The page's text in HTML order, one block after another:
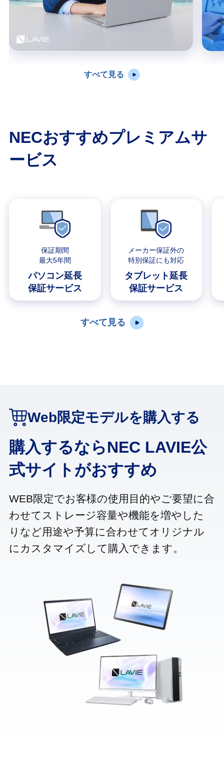
すべて見る
NECおすすめプレミアムサ
ービス
保証期間
最大5年間
パソコン延長
保証サービス
メーカー保証外の
特別保証にも対応
タブレット延長
保証サービス
すべて見る
Web限定モデルを購入する
購入するならNEC LAVIE公
式サイトがおすすめ
WEB限定でお客様の使用目的やご要望に合
わせてストレージ容量や機能を増やした
りなど用途や予算に合わせてオリジナル
にカスタマイズして購入できます。